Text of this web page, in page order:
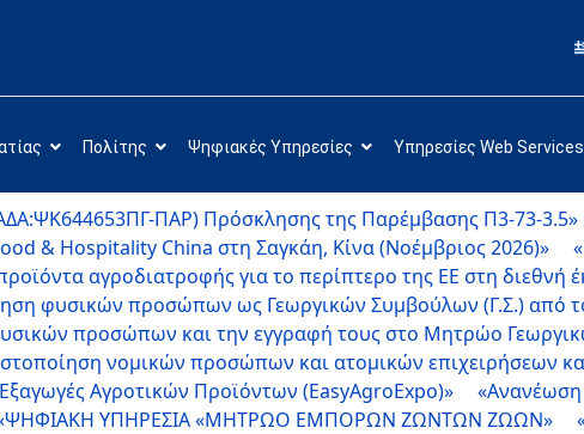
Πολίτης Ψηφιακές Υπηρεσίες Υπηρεσίες Web Services
ΠΑΡ) Πρόσκλησης της Παρέμβασης Π3-73-3.5»
& Hospitality China στη Σαγκάη, Κίνα (Νοέμβριος 2026)»
αγροδιατροφής για το περίπτερο της ΕΕ στη
φυσικών προσώπων ως Γεωργικών Συμβούλων (Γ.Σ.) από
προσώπων και την εγγραφή τους στο Μητρώο
νομικών προσώπων και ατομικών επιχειρήσεων
Αγροτικών Προϊόντων (EasyAgroExpo)»
«Ανανέωση
ΥΠΗΡΕΣΙΑ «ΜΗΤΡΩΟ ΕΜΠΟΡΩΝ ΖΩΝΤΩΝ ΖΩΩΝ»